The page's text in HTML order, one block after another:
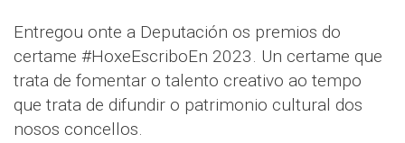
Entregou onte a Deputación os premios do
certame #HoxeEscriboEn 2023. Un certame que
trata de fomentar o talento creativo ao tempo
que trata de difundir o patrimonio cultural dos
nosos concellos.